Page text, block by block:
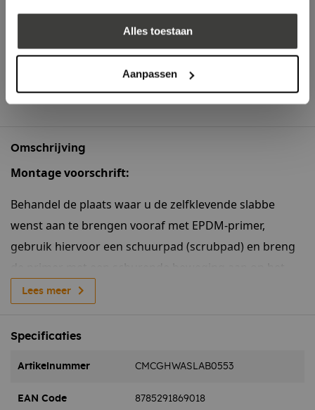
Alles toestaan
Aanpassen
Advies nodig?
Bel: +31 78-303 1670
Omschrijving
Montage voorschrift:
Behandel de plaats waar u de zelfklevende slabbe
wenst aan te brengen vooraf met EPDM-primer,
gebruik hiervoor een schuurpad (scrubpad) en breng
de primer met een schurende beweging aan op het
EPDM.
trekken), brengt u de zelfklevende slabbe aan.
Kit de naaddetails rondom af met EPDM-kit en rond de
evt. doorvoer opening, indien u deze gemaakt heeft.
Lees meer
Specificaties
Artikelnummer CMCGHWASLAB0553
EAN Code 8785291869018